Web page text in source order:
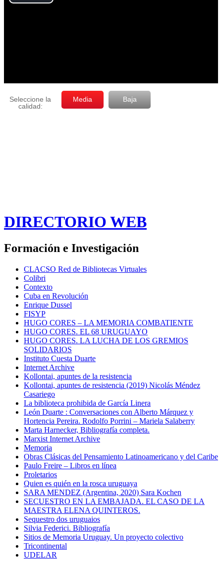
DIRECTORIO WEB
Formación e Investigación
CLACSO Red de Bibliotecas Virtuales
Colibri
Contexto
Cuba en Revolución
Enrique Dussel
FISYP
HUGO CORES – LA MEMORIA COMBATIENTE
HUGO CORES. EL 68 URUGUAYO
HUGO CORES. LA LUCHA DE LOS GREMIOS
SOLIDARIOS
Instituto Cuesta Duarte
Internet Archive
Kollontai, apuntes de la resistencia
Kollontai, apuntes de resistencia (2019) Nicolás Méndez
Casariego
La biblioteca prohibida de García Linera
León Duarte : Conversaciones con Alberto Márquez y
Hortencia Pereira. Rodolfo Porrini – Mariela Salaberry
Marta Harnecker, Bibliografía completa.
Marxist Internet Archive
Memoria
Obras Clásicas del Pensamiento Latinoamericano y del Caribe
Paulo Freire – Libros en línea
Proletarios
Quien es quién en la rosca uruguaya
SARA MENDEZ (Argentina, 2020) Sara Kochen
SECUESTRO EN LA EMBAJADA. EL CASO DE LA
MAESTRA ELENA QUINTEROS.
Sequestro dos uruguaios
Silvia Federici. Bibliografía
Sitios de Memoria Uruguay. Un proyecto colectivo
Tricontinental
UDELAR